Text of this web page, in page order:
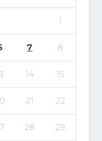
1
7 8
14 15
21 22
28 29